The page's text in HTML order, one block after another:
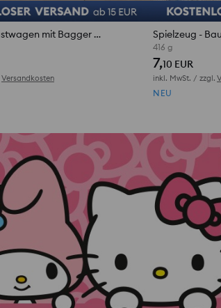
Spielzeug - Lastwagen mit Bagger auf Tieflader
Versandkosten
416 g
7,10 EUR
inkl. MwSt. / zzgl.
NEU